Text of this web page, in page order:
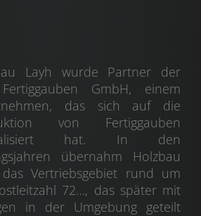
Layh wurde Partner der
GmbH, einem
das sich auf die
von Fertiggauben
hat. In den
übernahm Holzbau
Vertriebsgebiet rund um
72…, das später mit
in der Umgebung geteilt